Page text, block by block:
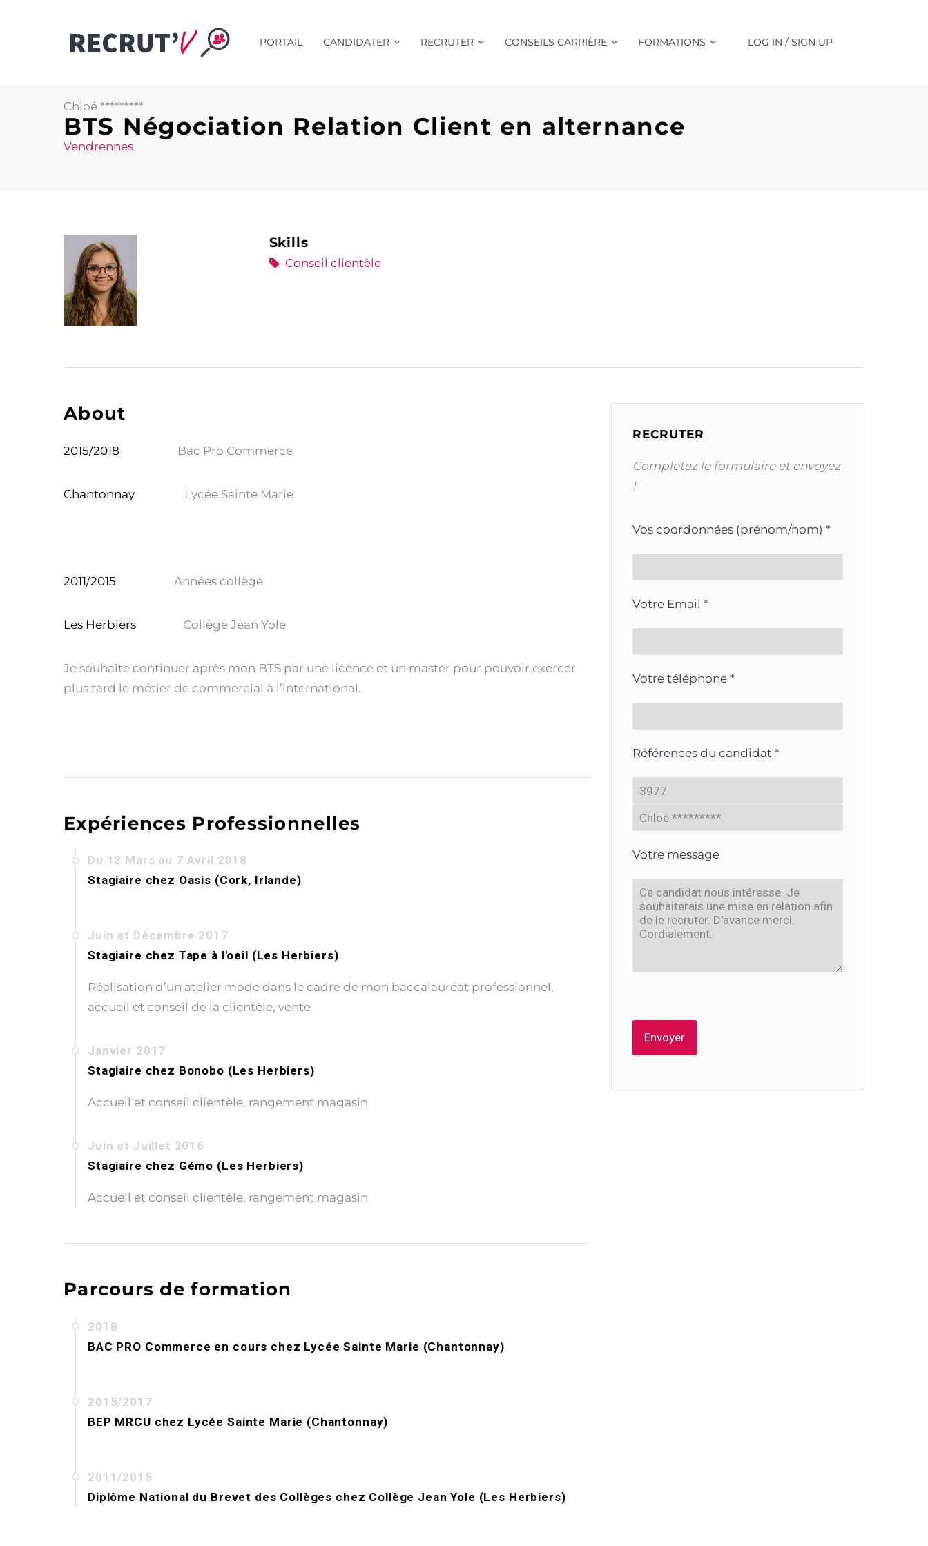
PORTAIL CANDIDATER RECRUTER CONSEILS CARRIÈRE FORMATIONS LOG IN / SIGN UP
Chloé *********
BTS Négociation Relation Client en alternance
Vendrennes
Skills
Conseil clientèle
About
2015/2018 Bac Pro Commerce
Chantonnay Lycée Sainte Marie
2011/2015 Années collège
Les Herbiers Collège Jean Yole
Je souhaite continuer après mon BTS par une licence et un master pour pouvoir exercer
plus tard le métier de commercial à l’international.
Expériences Professionnelles
Du 12 Mars au 7 Avril 2018
Stagiaire chez Oasis (Cork, Irlande)
Juin et Décembre 2017
Stagiaire chez Tape à l'oeil (Les Herbiers)
Réalisation d’un atelier mode dans le cadre de mon baccalauréat professionnel,
accueil et conseil de la clientèle, vente
Janvier 2017
Stagiaire chez Bonobo (Les Herbiers)
Accueil et conseil clientèle, rangement magasin
Juin et Juillet 2016
Stagiaire chez Gémo (Les Herbiers)
Accueil et conseil clientèle, rangement magasin
Parcours de formation
2018
BAC PRO Commerce en cours chez Lycée Sainte Marie (Chantonnay)
2015/2017
BEP MRCU chez Lycée Sainte Marie (Chantonnay)
2011/2015
Diplôme National du Brevet des Collèges chez Collège Jean Yole (Les Herbiers)
RECRUTER
Complétez le formulaire et envoyez
!
Vos coordonnées (prénom/nom) *
Votre Email *
Votre téléphone *
Références du candidat *
Votre message